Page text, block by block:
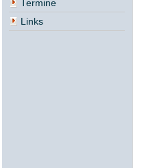
Termine
Links